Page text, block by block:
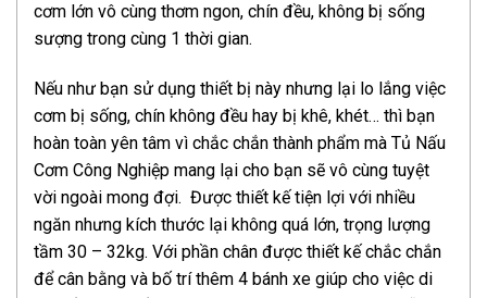
cơm lớn vô cùng thơm ngon, chín đều, không bị sống
sượng trong cùng 1 thời gian.
Nếu như bạn sử dụng thiết bị này nhưng lại lo lắng việc
cơm bị sống, chín không đều hay bị khê, khét… thì bạn
hoàn toàn yên tâm vì chắc chắn thành phẩm mà Tủ Nấu
Cơm Công Nghiệp mang lại cho bạn sẽ vô cùng tuyệt
vời ngoài mong đợi. Được thiết kế tiện lợi với nhiều
ngăn nhưng kích thước lại không quá lớn, trọng lượng
tầm 30 – 32kg. Với phần chân được thiết kế chắc chắn
để cân bằng và bố trí thêm 4 bánh xe giúp cho việc di